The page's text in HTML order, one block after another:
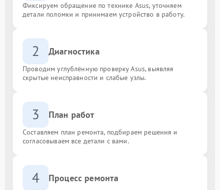
Фиксируем обращение по технике Asus, уточняем
детали поломки и принимаем устройство в работу.
2 Диагностика
Проводим углублённую проверку Asus, выявляя
скрытые неисправности и слабые узлы.
3 План работ
Составляем план ремонта, подбираем решения и
согласовываем все детали с вами.
4 Процесс ремонта